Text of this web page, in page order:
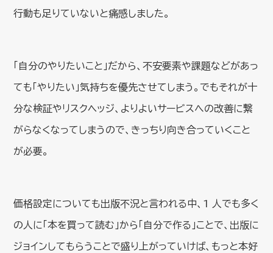
行動も足りていないと痛感しました。
「自分のやりたいこと」だから、不安要素や課題などがあっ
ても「やりたい」気持ちを優先させてしまう。でもそれが十
分な検証やリスクヘッジ、よりよいサービスへの改善に繋
がらなくなってしまうので、きっちり向き合っていくこと
が必要。
価格設定についても出版不況と言われる中、1 人でも多く
の人に「本を買って読む」から「自分で作る」ことで、出版に
ジョインしてもらうことで盛り上がっていけば、もっと本好